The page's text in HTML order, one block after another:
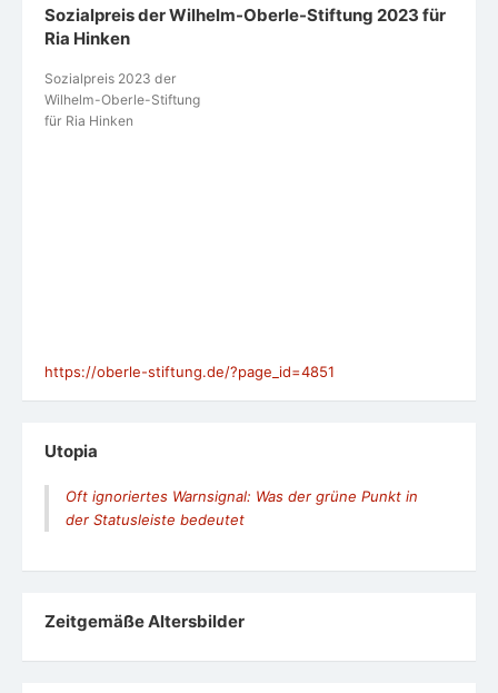
Sozialpreis der Wilhelm-Oberle-Stiftung 2023 für
Ria Hinken
Sozialpreis 2023 der
Wilhelm-Oberle-Stiftung
für Ria Hinken
https://oberle-stiftung.de/?page_id=4851
Utopia
Oft ignoriertes Warnsignal: Was der grüne Punkt in
der Statusleiste bedeutet
Zeit­ge­mäße Alters­bil­der